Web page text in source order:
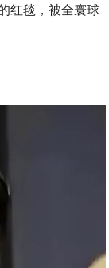
红毯，被全寰球